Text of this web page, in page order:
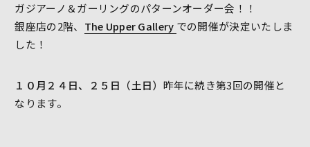
ガジアーノ＆ガーリングのパターンオーダー会！！
銀座店の2階、 The Upper Gallery での開催が決定いたしま
した！
１０月２４日、２５日（土日） 昨年に続き第3回の開催と
なります。